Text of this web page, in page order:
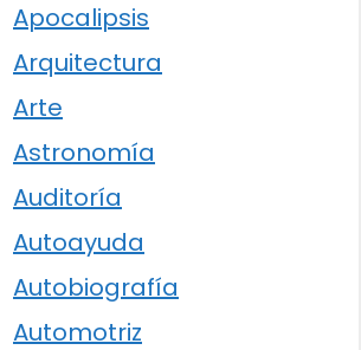
Apocalipsis
Arquitectura
Arte
Astronomía
Auditoría
Autoayuda
Autobiografía
Automotriz